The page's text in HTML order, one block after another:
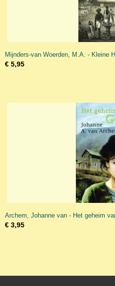
Mijnders-van Woerden, M.A. - Kleine
€ 5,95
Archem, Johanne van - Het geheim
€ 3,95